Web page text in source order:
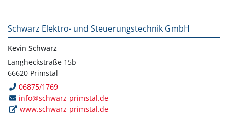
Schwarz Elektro- und Steuerungstechnik GmbH
Kevin Schwarz
Langheckstraße 15b
66620 Primstal
06875/1769
info@schwarz-primstal.de
www.schwarz-primstal.de